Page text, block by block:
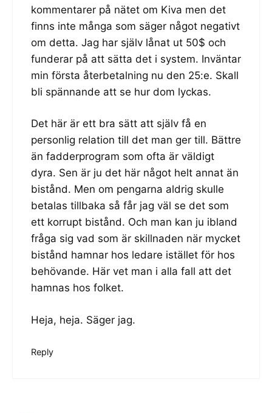
kommentarer på nätet om Kiva men det
finns inte många som säger något negativt
om detta. Jag har själv lånat ut 50$ och
funderar på att sätta det i system. Inväntar
min första återbetalning nu den 25:e. Skall
bli spännande att se hur dom lyckas.
Det här är ett bra sätt att själv få en
personlig relation till det man ger till. Bättre
än fadderprogram som ofta är väldigt
dyra. Sen är ju det här något helt annat än
bistånd. Men om pengarna aldrig skulle
betalas tillbaka så får jag väl se det som
ett korrupt bistånd. Och man kan ju ibland
fråga sig vad som är skillnaden när mycket
bistånd hamnar hos ledare istället för hos
behövande. Här vet man i alla fall att det
hamnas hos folket.
Heja, heja. Säger jag.
Reply